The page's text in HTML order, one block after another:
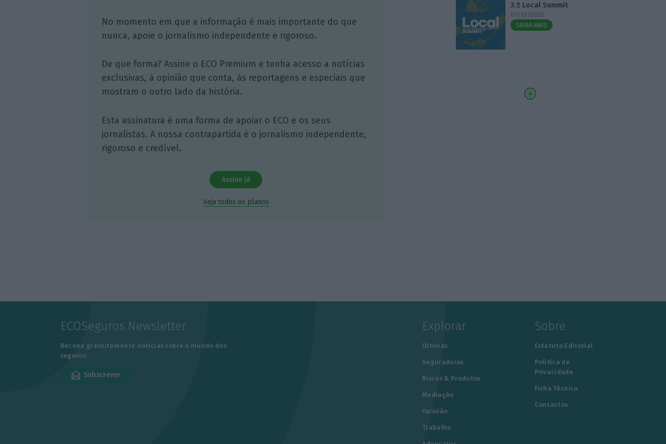
No momento em que a informação é mais importante do que
nunca, apoie o jornalismo independente e rigoroso.
De que forma? Assine o ECO Premium e tenha acesso a notícias
exclusivas, à opinião que conta, às reportagens e especiais que
mostram o outro lado da história.
Esta assinatura é uma forma de apoiar o ECO e os seus
jornalistas. A nossa contrapartida é o jornalismo independente,
rigoroso e credível.
Assine já
Veja todos os planos
3.º Local Summit
07/10/2026
SAIBA MAIS
ECOSeguros Newsletter
Receba gratuitamente notícias sobre o mundo dos
seguros.
Subscrever
Explorar
Últimas
Seguradoras
Riscos & Produtos
Mediação
Opinião
Trabalho
Sobre
Estatuto Editorial
Política de
Privacidade
Ficha Técnica
Contactos